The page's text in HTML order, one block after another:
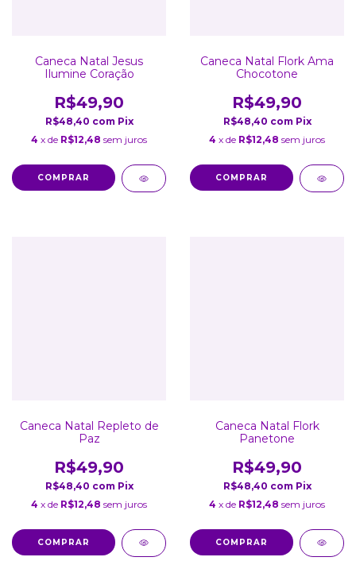
Caneca Natal Jesus
Ilumine Coração
R$49,90
R$48,40 com Pix
4 x de R$12,48 sem juros
COMPRAR
Caneca Natal Flork Ama
Chocotone
R$49,90
R$48,40 com Pix
4 x de R$12,48 sem juros
COMPRAR
Caneca Natal Repleto de
Paz
R$49,90
R$48,40 com Pix
4 x de R$12,48 sem juros
COMPRAR
Caneca Natal Flork
Panetone
R$49,90
R$48,40 com Pix
4 x de R$12,48 sem juros
COMPRAR